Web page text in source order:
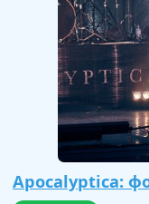
Apocalyptica: